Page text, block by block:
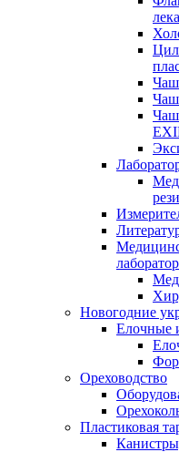
Новогодние
Елочные
Ореховодство
Пластиковая